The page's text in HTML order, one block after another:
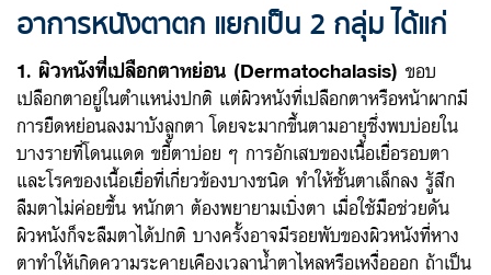
อาการหนังตาตก แยกเป็น 2 กลุ่ม ได้แก่
1. ผิวหนังที่เปลือกตาหย่อน (Dermatochalasis) ขอบ
เปลือกตาอยู่ในตำแหน่งปกติ แต่ผิวหนังที่เปลือกตาหรือหน้าผากมี
การยืดหย่อนลงมาบังลูกตา โดยจะมากขึ้นตามอายุซึ่งพบบ่อยใน
บางรายที่โดนแดด ขยี้ตาบ่อย ๆ การอักเสบของเนื้อเยื่อรอบตา
และโรคของเนื้อเยื่อที่เกี่ยวข้องบางชนิด ทำให้ชั้นตาเล็กลง รู้สึก
ลืมตาไม่ค่อยขึ้น หนักตา ต้องพยายามเบิ่งตา เมื่อใช้มือช่วยดัน
ผิวหนังก็จะลืมตาได้ปกติ บางครั้งอาจมีรอยพับของผิวหนังที่หาง
ตาทำให้เกิดความระคายเคืองเวลาน้ำตาไหลหรือเหงื่อออก ถ้าเป็น